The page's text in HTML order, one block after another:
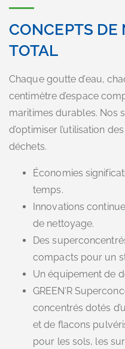
CONCEPTS DE
TOTAL
Chaque goutte d’eau,
centimètre d’espace
maritimes durables. Nos
d’optimiser l’utilisation
déchets.
Économies
temps.
Innovations
de nettoyage.
Des
compacts pour un
Un équipement de
GREEN’R
concentrés dotés
et de flacons
pour les sols, les